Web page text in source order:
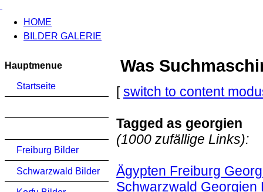
HOME
BILDER GALERIE
Hauptmenue
Startseite
Freiburg Bilder
Schwarzwald Bilder
Was
[switch to content
Tagged as georgien
(1000 zufällige Links):
Ägypten Freiburg
Schwarzwald Georgien